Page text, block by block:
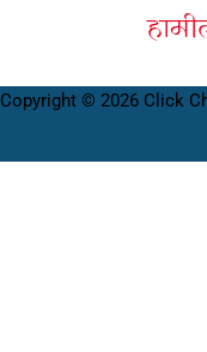
Copyright © 2026 Click